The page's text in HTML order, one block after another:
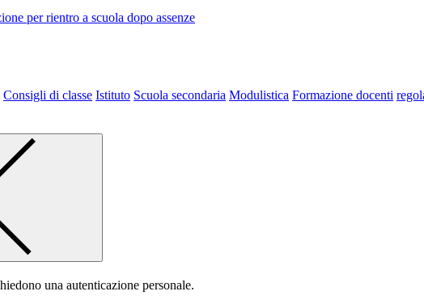
per rientro a scuola dopo assenze
Consigli di classe Istituto Scuola secondaria Modulistica Formazione docenti
una autenticazione personale.